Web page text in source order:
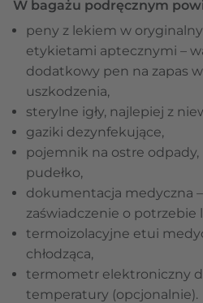
W bagażu podręcznym
peny z lekiem w
etykietami aptecznymi –
dodatkowy pen na zapas
uszkodzenia,
sterylne igły, najlepiej z
gaziki dezynfekujące,
pojemnik na ostre
pudełko,
dokumentacja medyczna
zaświadczenie o potrzebie
termoizolacyjne etui
chłodząca,
termometr elektroniczny
temperatury (opcjonalnie).